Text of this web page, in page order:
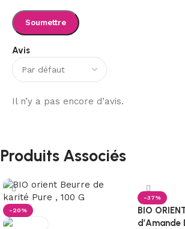
Avis
Il n’y a pas encore d’avis.
Produits Associés
-20%
-37%
BIO
d’Amande